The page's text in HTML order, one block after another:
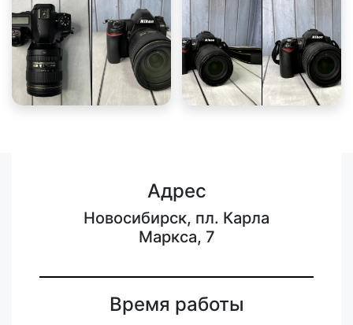
Адрес
Новосибирск, пл. Карла
Маркса, 7
Время работы